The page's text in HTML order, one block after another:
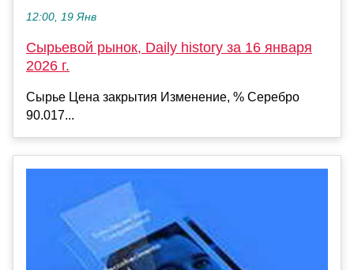
12:00, 19 Янв
Сырьевой рынок, Daily history за 16 января
2026 г.
Сырье Цена закрытия Изменение, % Серебро
90.017...